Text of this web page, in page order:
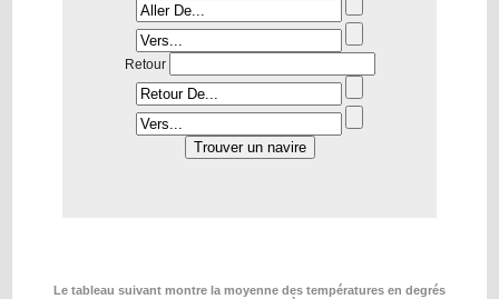
Retour
Le tableau suivant montre la moyenne des températures en degrés